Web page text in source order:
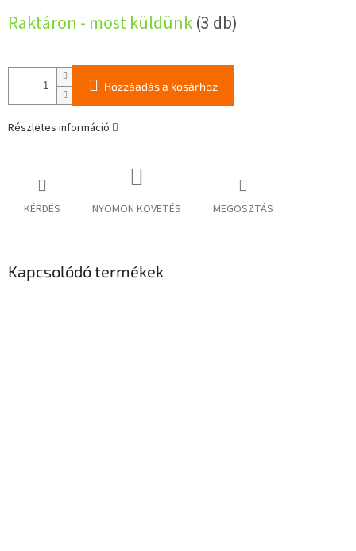
Raktáron - most küldünk(3 db)
Hozzáadás a kosárhoz
Részletes információ
KÉRDÉS NYOMON KÖVETÉS MEGOSZTÁS
Kapcsolódó termékek